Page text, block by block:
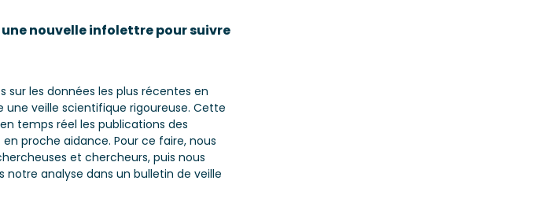
nouvelle infolettre pour suivre
sur les données les plus récentes en
veille scientifique rigoureuse. Cette
temps réel les publications des
proche aidance. Pour ce faire, nous
et chercheurs, puis nous
analyse dans un bulletin de veille